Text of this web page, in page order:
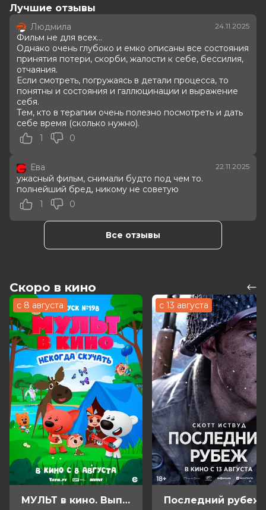
страхами. Пока сущность окончательно не обрела
над ними власть, им предстоит выяснить, что это —
плод воображения или проявление
сверхъестественного.
Оценка
5.7/ 10 (2 400 голосов)
Год
2025
Страна
Режиссер
Дилан Саузерн
Актеры
Бенедикт Камбербэтч, Дэвид
Купер, Макс Портер, Тим Плестер,
Адам Бейзил
Продюсеры
Адам Экланд, Леа Кларк, Андреа
Сценаристы
Жанр
ужасы, драма, триллер
1 ч 38 мин
В прокате
с 20 ноября до 4 декабря
Лучшие отзывы
Людмила 24.11.2025
Фильм не для всех...
Однако очень глубоко и емко описаны все состояния
принятия потери, скорби, жалости к себе, бессилия,
отчаяния.
Если смотреть, погружаясь в детали процесса, то
понятны и состояния и галлюцинации и выражение
себя.
Тем, кто в терапии очень полезно посмотреть и дать
себе время (сколько нужно).
1
0
Ева 22.11.2025
ужасный фильм, снимали будто под чем то.
полнейший бред, никому не советую
1
0
Все отзывы
Скоро в кино
с 8 августа
МУЛЬТ в кино. Выпуск №198. Некогда скучать (0+)
с 13 августа